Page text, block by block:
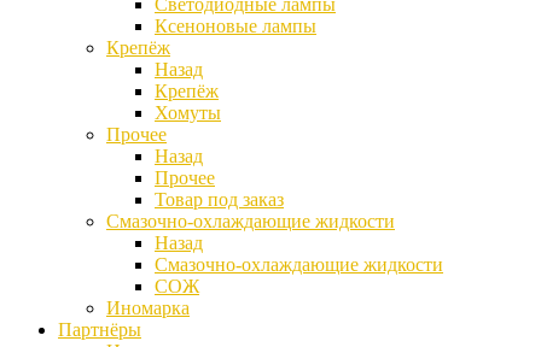
Светодиодные лампы
Ксеноновые лампы
Крепёж
Назад
Крепёж
Хомуты
Прочее
Назад
Прочее
Товар под заказ
Смазочно-охлаждающие жидкости
Назад
Смазочно-охлаждающие жидкости
СОЖ
Иномарка
Партнёры